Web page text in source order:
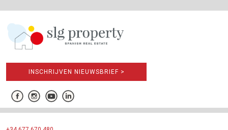
INSCHRIJVEN NIEUWSBRIEF >